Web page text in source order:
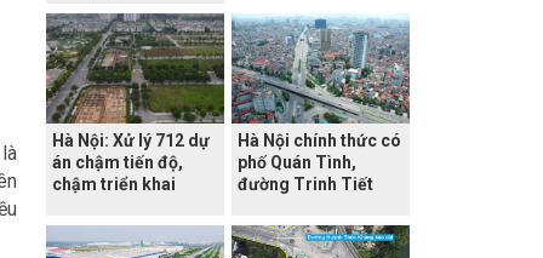
Hà Nội: Xử lý 712 dự
án chậm tiến độ,
chậm triển khai
Hà Nội chính thức có
phố Quán Tình,
đường Trinh Tiết